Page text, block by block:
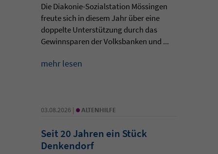
Die Diakonie-Sozialstation Mössingen
freute sich in diesem Jahr über eine
doppelte Unterstützung durch das
Gewinnsparen der Volksbanken und ...
mehr lesen
03.08.2026 | • ALTENHILFE
Seit 20 Jahren ein Stück
Denkendorf